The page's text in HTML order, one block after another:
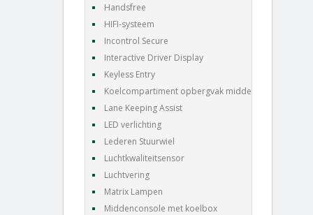
Handsfree
HIFI-systeem
Incontrol Secure
Interactive Driver Display
Keyless Entry
Koelcompartiment opbergvak middenconsole
Lane Keeping Assist
LED verlichting
Lederen Stuurwiel
Luchtkwaliteitsensor
Luchtvering
Matrix Lampen
Middenconsole met koelbox